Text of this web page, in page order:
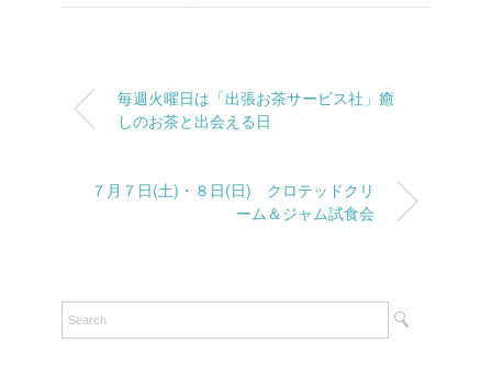
毎週火曜日は「出張お茶サービス社」癒
しのお茶と出会える日
７月７日(土)・８日(日) クロテッドクリ
ーム＆ジャム試食会